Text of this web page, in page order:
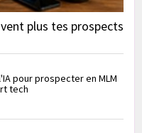
plus tes prospects
pour prospecter en MLM
tech